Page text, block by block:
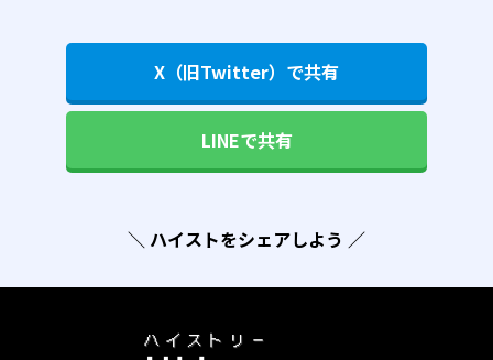
X（旧Twitter）で共有
LINEで共有
＼ ハイストをシェアしよう ／